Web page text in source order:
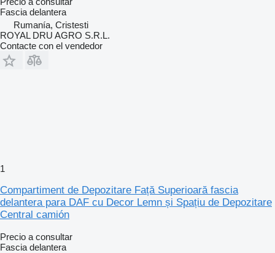
Fascia delantera
Rumanía, Cristesti
ROYAL DRU AGRO S.R.L.
Contacte con el vendedor
1
Compartiment de Depozitare Față Superioară fascia
delantera para DAF cu Decor Lemn și Spațiu de Depozitare
Central camión
Precio a consultar
Fascia delantera